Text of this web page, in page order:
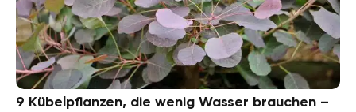
9 Kübelpflanzen, die wenig Wasser brauchen –